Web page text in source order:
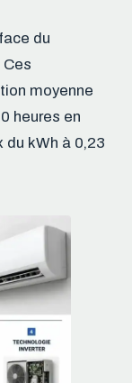
du
Ces
moyenne
heures en
du kWh à 0,23